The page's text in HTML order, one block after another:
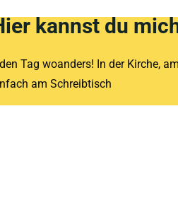
kannst du
Tag woanders! In der Kirche,
am Schreibtisch